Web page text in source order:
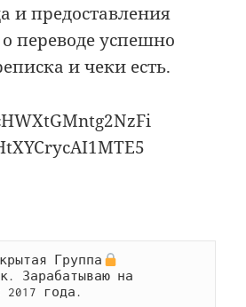
и предоставления
переводе успешно
и чеки есть.
Группа
Зарабатываю на
2017 года.